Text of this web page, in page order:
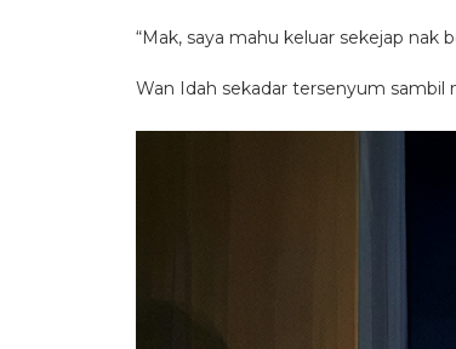
“Mak, saya mahu keluar sekejap nak
Wan Idah sekadar tersenyum sambil